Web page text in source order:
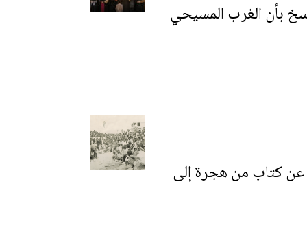
بأن الغرب المسيحي
توماس. نقلاً عن كتاب من هجرة إلى